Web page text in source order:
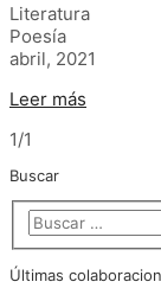
Literatura
Poesía
abril, 2021
Leer más
1/1
Buscar
Últimas